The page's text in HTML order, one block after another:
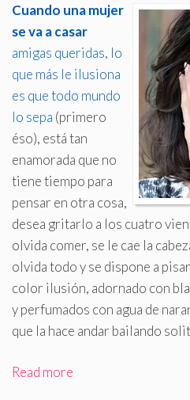
Cuando una mujer
se va a casar
amigas queridas, lo
que más le ilusiona
es que todo mundo
lo sepa (primero
éso), está tan
enamorada que no
tiene tiempo para
pensar en otra cosa,
desea gritarlo a los cuatro
olvida comer, se le cae la
olvida todo y se dispone a
color ilusión, adornado con
y perfumados con agua de
que la hace andar bailando
Read more